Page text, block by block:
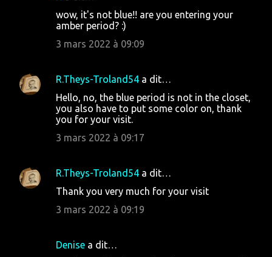
e
wow, it's not blue!! are you entering your
amber period? :)
3 mars 2022 à 09:09
R.Theys-Troland54 a dit…
Hello, no, the blue period is not in the closet,
you also have to put some color on, thank
you for your visit.
3 mars 2022 à 09:17
R.Theys-Troland54 a dit…
Thank you very much for your visit
3 mars 2022 à 09:19
Denise a dit…